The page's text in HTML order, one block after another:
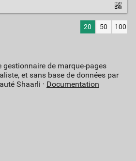
20 50 100
gestionnaire de marque-pages
et sans base de données par
Shaarli · Documentation